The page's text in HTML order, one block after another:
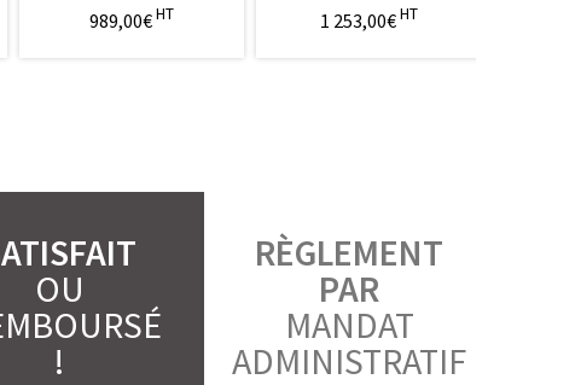
989,00€HT 1 253,00€HT
OU
!
RÈGLEMENT
PAR
MANDAT
ADMINISTRATIF